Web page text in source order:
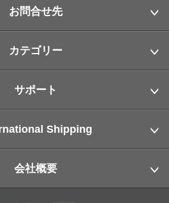
お問合せ先
カテゴリー
サポート
Shipping
会社概要